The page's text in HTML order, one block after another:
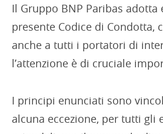
Il Gruppo BNP Paribas adotta
presente Codice di Condotta,
anche a tutti i portatori di
l’attenzione è di cruciale
I principi enunciati sono
alcuna eccezione, per tutti gli